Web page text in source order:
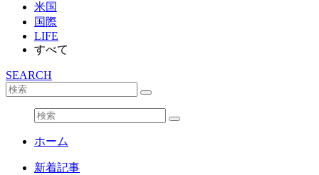
米国
国際
LIFE
すべて
SEARCH
ホーム
新着記事